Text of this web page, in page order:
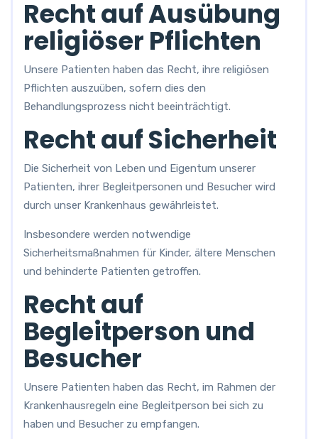
Recht auf Ausübung
religiöser Pflichten
Unsere Patienten haben das Recht, ihre religiösen
Pflichten auszuüben, sofern dies den
Behandlungsprozess nicht beeinträchtigt.
Recht auf Sicherheit
Die Sicherheit von Leben und Eigentum unserer
Patienten, ihrer Begleitpersonen und Besucher wird
durch unser Krankenhaus gewährleistet.
Insbesondere werden notwendige
Sicherheitsmaßnahmen für Kinder, ältere Menschen
und behinderte Patienten getroffen.
Recht auf
Begleitperson und
Besucher
Unsere Patienten haben das Recht, im Rahmen der
Krankenhausregeln eine Begleitperson bei sich zu
haben und Besucher zu empfangen.